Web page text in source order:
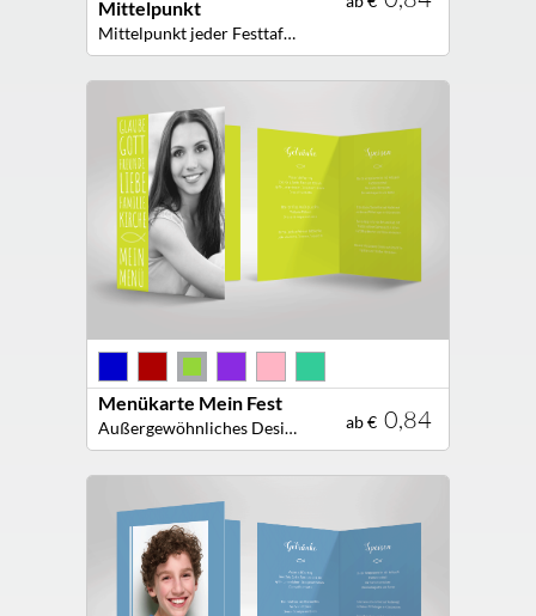
Mittelpunkt
Mittelpunkt jeder Festtafel: Edle Menükarte mit Pusteblumen!
ab € 0,84
Menükarte Mein Fest
Außergewöhnliches Design! Kreative Menükarte für Ihre Festtafel!